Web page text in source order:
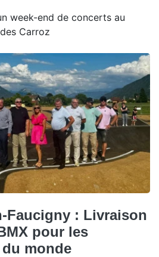
week-end de concerts au
Carroz
Faucigny : Livraison
pour les
monde